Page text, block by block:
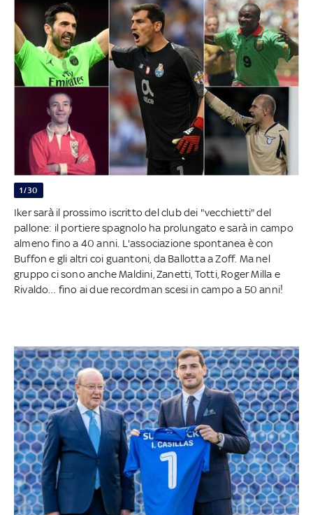
1/30
Iker sarà il prossimo iscritto del club dei "vecchietti" del
pallone: il portiere spagnolo ha prolungato e sarà in campo
almeno fino a 40 anni. L'associazione spontanea è con
Buffon e gli altri coi guantoni, da Ballotta a Zoff. Ma nel
gruppo ci sono anche Maldini, Zanetti, Totti, Roger Milla e
Rivaldo… fino ai due recordman scesi in campo a 50 anni!